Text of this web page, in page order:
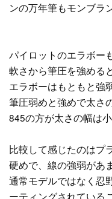
ンの万年筆もモンブラ
パイロットのエラボー
軟さから筆圧を強める
エラボーはもともと強
筆圧弱めと強めで太さ
845の方が太さの幅は小
比較して感じたのはプ
硬めで、線の強弱があ
通常モデルではなく忍
ーティングされている